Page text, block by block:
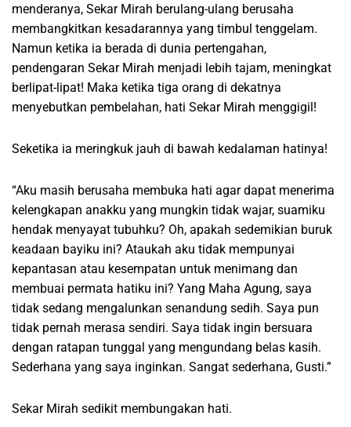
menderanya, Sekar Mirah berulang-ulang berusaha
membangkitkan kesadarannya yang timbul tenggelam.
Namun ketika ia berada di dunia pertengahan,
pendengaran Sekar Mirah menjadi lebih tajam, meningkat
berlipat-lipat! Maka ketika tiga orang di dekatnya
menyebutkan pembelahan, hati Sekar Mirah menggigil!
Seketika ia meringkuk jauh di bawah kedalaman hatinya!
“Aku masih berusaha membuka hati agar dapat menerima
kelengkapan anakku yang mungkin tidak wajar, suamiku
hendak menyayat tubuhku? Oh, apakah sedemikian buruk
keadaan bayiku ini? Ataukah aku tidak mempunyai
kepantasan atau kesempatan untuk menimang dan
membuai permata hatiku ini? Yang Maha Agung, saya
tidak sedang mengalunkan senandung sedih. Saya pun
tidak pernah merasa sendiri. Saya tidak ingin bersuara
dengan ratapan tunggal yang mengundang belas kasih.
Sederhana yang saya inginkan. Sangat sederhana, Gusti.”
Sekar Mirah sedikit membungakan hati.